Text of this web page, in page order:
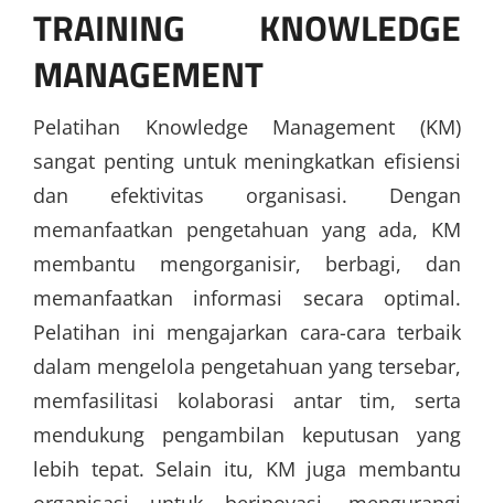
TRAINING KNOWLEDGE
MANAGEMENT
Pelatihan Knowledge Management (KM)
sangat penting untuk meningkatkan efisiensi
dan efektivitas organisasi. Dengan
memanfaatkan pengetahuan yang ada, KM
membantu mengorganisir, berbagi, dan
memanfaatkan informasi secara optimal.
Pelatihan ini mengajarkan cara-cara terbaik
dalam mengelola pengetahuan yang tersebar,
memfasilitasi kolaborasi antar tim, serta
mendukung pengambilan keputusan yang
lebih tepat. Selain itu, KM juga membantu